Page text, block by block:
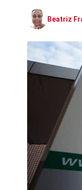
Beatriz